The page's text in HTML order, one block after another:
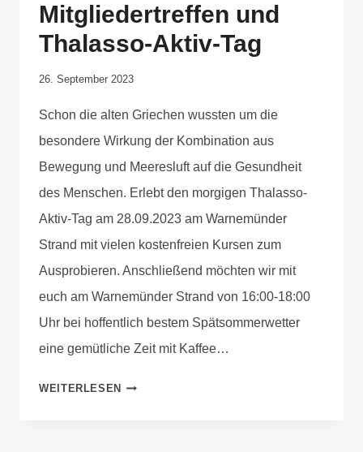
Mitgliedertreffen und
Thalasso-Aktiv-Tag
Von
Justh
26. September 2023
Schon die alten Griechen wussten um die
besondere Wirkung der Kombination aus
Bewegung und Meeresluft auf die Gesundheit
des Menschen. Erlebt den morgigen Thalasso-
Aktiv-Tag am 28.09.2023 am Warnemünder
Strand mit vielen kostenfreien Kursen zum
Ausprobieren. Anschließend möchten wir mit
euch am Warnemünder Strand von 16:00-18:00
Uhr bei hoffentlich bestem Spätsommerwetter
eine gemütliche Zeit mit Kaffee…
WEITERLESEN